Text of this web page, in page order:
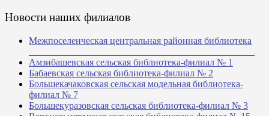
Новости наших филиалов
Межпоселенческая центральная районная библиотека
Амзибашевская сельская библиотека-филиал № 1
Бабаевская сельская библиотека-филиал № 2
Большекачаковская сельская модельная библиотека-
филиал № 7
Большекуразовская сельская библиотека-филиал № 3